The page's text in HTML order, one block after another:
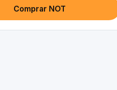
Comprar NOT